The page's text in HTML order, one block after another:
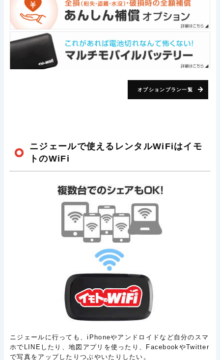
オプションプラン一覧
ニジェールで使えるレンタルWiFiはイモ
トのWiFi
ニジェールに行っても、iPhoneやアンドロイドなど自分のスマ
ホでLINEしたり、地図アプリを使ったり、FacebookやTwitter
で写真をアップしたりつぶやいたりしたい。